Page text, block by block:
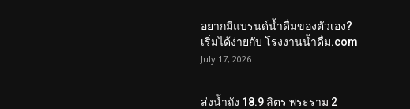
อยากมีแบรนด์น้ำดื่มของตัวเอง?
เริ่มได้ง่ายกับ โรงงานน้ำดื่ม.com
July 17, 2026
ส่งน้ำถัง 18.9 ลิตร พระราม 2